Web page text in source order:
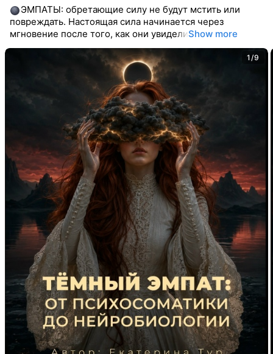
ЭМПАТЫ: обретающие силу не будут мстить или
повреждать. Настоящая сила начинается через
мгновение после того, как они увиделиShow more
1/9